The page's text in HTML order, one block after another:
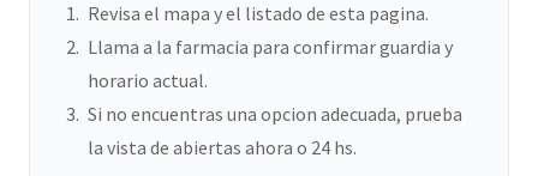
Revisa el mapa y el listado de esta pagina.
Llama a la farmacia para confirmar guardia y
horario actual.
Si no encuentras una opcion adecuada, prueba
la vista de abiertas ahora o 24 hs.